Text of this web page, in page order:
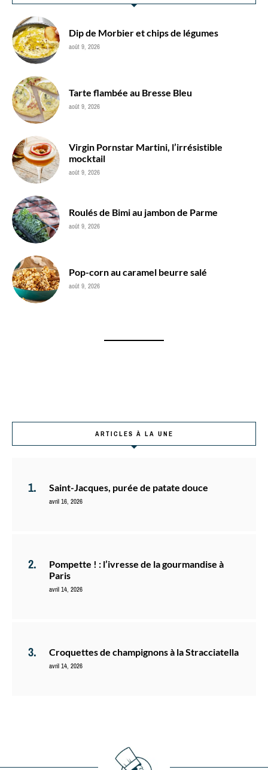
Dip de Morbier et chips de légumes
août 9, 2026
Tarte flambée au Bresse Bleu
août 9, 2026
Virgin Pornstar Martini, l’irrésistible
mocktail
août 9, 2026
Roulés de Bimi au jambon de Parme
août 9, 2026
Pop-corn au caramel beurre salé
août 9, 2026
ARTICLES À LA UNE
Saint-Jacques, purée de patate douce
avril 16, 2026
Pompette ! : l’ivresse de la gourmandise à
Paris
avril 14, 2026
Croquettes de champignons à la Stracciatella
avril 14, 2026